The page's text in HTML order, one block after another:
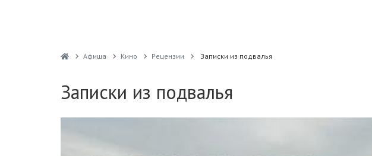
Афиша Кино Рецензии Записки из подвалья
Записки из подвалья